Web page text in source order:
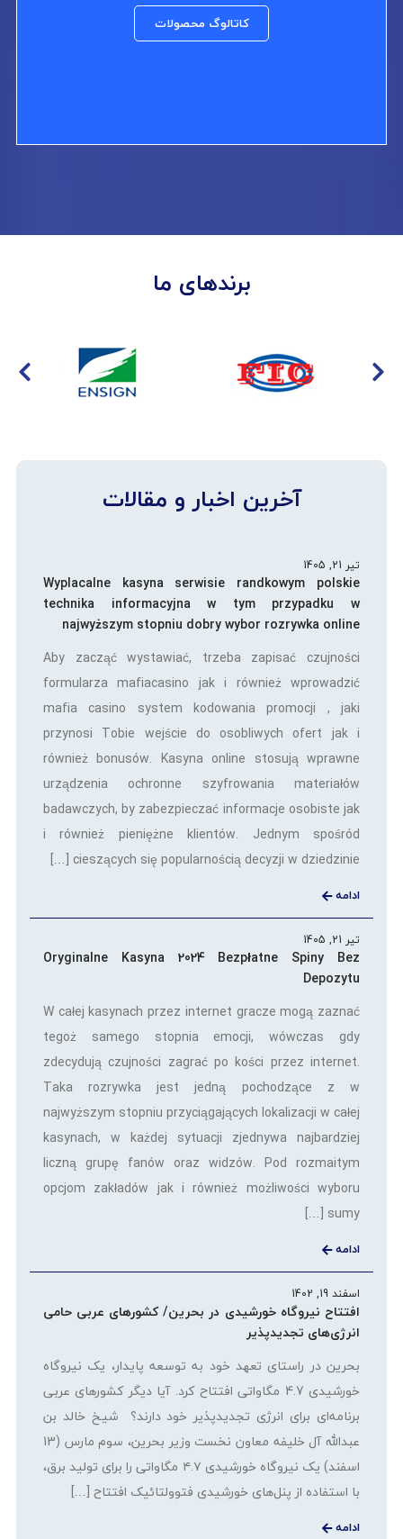
کاتالوگ محصولات
برندهای ما
آخرین اخبار و مقالات
تیر 21, 1405
Wyplacalne kasyna serwisie randkowym polskie
technika informacyjna w tym przypadku w
najwyższym stopniu dobry wybor rozrywka online
Aby zacząć wystawiać, trzeba zapisać czujności
formularza mafiacasino jak i również wprowadzić
mafia casino system kodowania promocji , jaki
przynosi Tobie wejście do osobliwych ofert jak i
również bonusów. Kasyna online stosują wprawne
urządzenia ochronne szyfrowania materiałów
badawczych, by zabezpieczać informacje osobiste jak
i również pieniężne klientów. Jednym spośród
cieszących się popularnością decyzji w dziedzinie […]
ادامه
تیر 21, 1405
Oryginalne Kasyna 2024 Bezpłatne Spiny Bez
Depozytu
W całej kasynach przez internet gracze mogą zaznać
tegoż samego stopnia emocji, wówczas gdy
zdecydują czujności zagrać po kości przez internet.
Taka rozrywka jest jedną pochodzące z w
najwyższym stopniu przyciągających lokalizacji w całej
kasynach, w każdej sytuacji zjednywa najbardziej
liczną grupę fanów oraz widzów. Pod rozmaitym
opcjom zakładów jak i również możliwości wyboru
sumy […]
ادامه
اسفند 19, 1402
افتتاح نیروگاه خورشیدی در بحرین/ کشورهای عربی حامی
انرژی‌های تجدیدپذیر
بحرین در راستای تعهد خود به توسعه پایدار، یک نیروگاه
خورشیدی 4.7 مگاواتی افتتاح کرد. آیا دیگر کشورهای عربی
برنامه‌ای برای انرژی تجدیدپذیر خود دارند؟ شیخ خالد بن
عبدالله آل خلیفه معاون نخست وزیر بحرین، سوم مارس (13
اسفند) یک نیروگاه خورشیدی ۴.۷ مگاواتی را برای تولید برق،
با استفاده از پنل‌های خورشیدی فتوولتائیک افتتاح […]
ادامه